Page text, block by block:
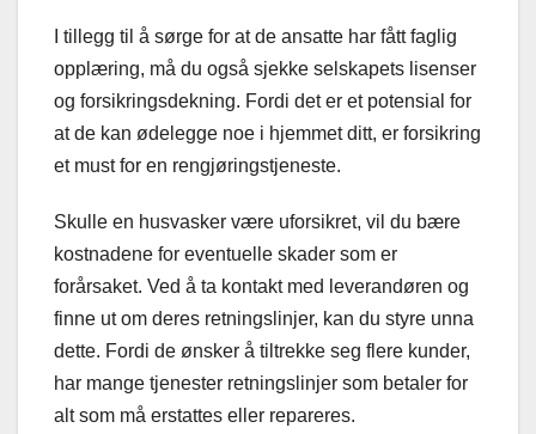
I tillegg til å sørge for at de ansatte har fått faglig
opplæring, må du også sjekke selskapets lisenser
og forsikringsdekning. Fordi det er et potensial for
at de kan ødelegge noe i hjemmet ditt, er forsikring
et must for en rengjøringstjeneste.
Skulle en husvasker være uforsikret, vil du bære
kostnadene for eventuelle skader som er
forårsaket. Ved å ta kontakt med leverandøren og
finne ut om deres retningslinjer, kan du styre unna
dette. Fordi de ønsker å tiltrekke seg flere kunder,
har mange tjenester retningslinjer som betaler for
alt som må erstattes eller repareres.